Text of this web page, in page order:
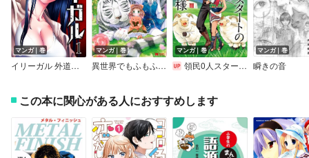
マンガ｜巻
イリーガル 外道には制裁を【電子単行本版】
マンガ｜巻
異世界でもふもふなでなでするためにがんばってます。（コミック）
マンガ｜巻
領民0人スタートの辺境領主様 ～青のディアスと蒼角の乙女～
マンガ｜巻
瞬きの音
この本に関心がある人におすすめします